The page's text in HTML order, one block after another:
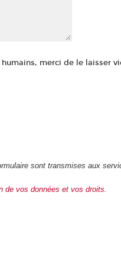
merci de le laisser
sont transmises aux
de vos données et vos droits.